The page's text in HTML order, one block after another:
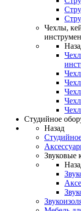
Чехлы,
Студийное
Назад
Звуковые